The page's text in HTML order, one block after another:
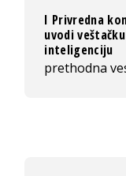
I Privredna
uvodi veštačku
inteligenciju
prethodna